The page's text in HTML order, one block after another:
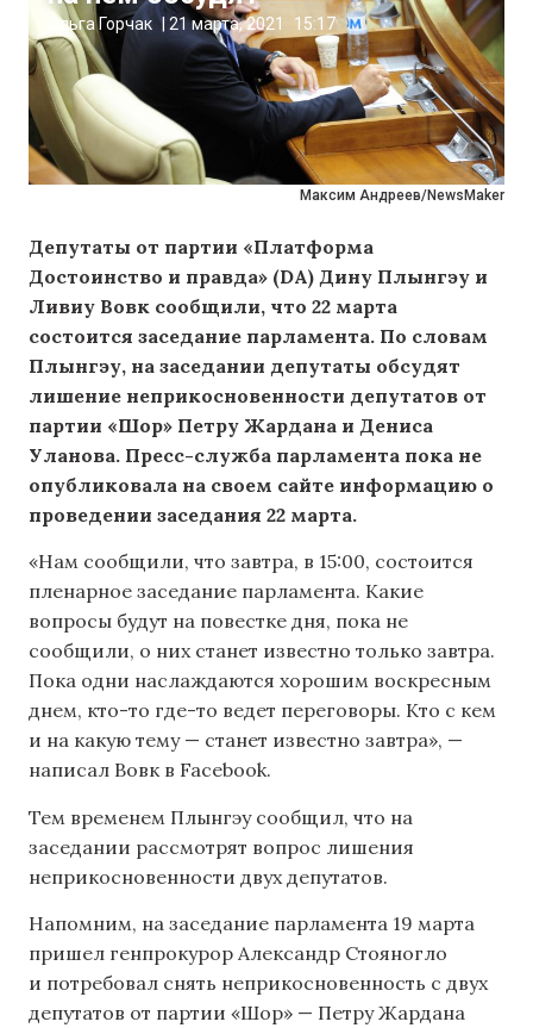
Максим Андреев/NewsMaker
Ольга Горчак 21 марта, 2021 15:17
Депутаты от партии «Платформа
Достоинство и правда» (DA) Дину Плынгэу и
Ливиу Вовк сообщили, что 22 марта
состоится заседание парламента. По словам
Плынгэу, на заседании депутаты обсудят
лишение неприкосновенности депутатов от
партии «Шор» Петру Жардана и Дениса
Уланова. Пресс-служба парламента пока не
опубликовала на своем сайте информацию о
проведении заседания 22 марта.
«Нам сообщили, что завтра, в 15:00, состоится
пленарное заседание парламента. Какие
вопросы будут на повестке дня, пока не
сообщили, о них станет известно только завтра.
Пока одни наслаждаются хорошим воскресным
днем, кто-то где-то ведет переговоры. Кто с кем
и на какую тему — станет известно завтра», —
написал Вовк в Facebook.
Тем временем Плынгэу сообщил, что на
заседании рассмотрят вопрос лишения
неприкосновенности двух депутатов.
Напомним, на заседание парламента 19 марта
пришел генпрокурор Александр Стояногло
и потребовал снять неприкосновенность с двух
депутатов от партии «Шор» — Петру Жардана